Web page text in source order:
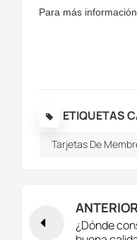
Para más
ETIQUETAS
Tarjetas De
ANTERIOR
¿Dónde